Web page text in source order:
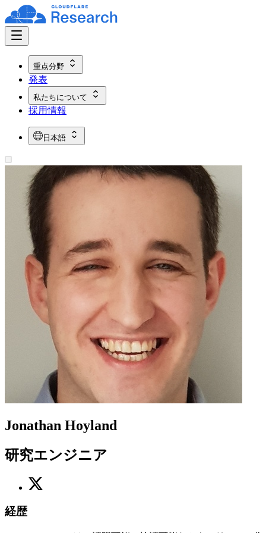
重点分野
発表
私たちについて
採用情報
日本語
Jonathan Hoyland
研究エンジニア
経歴